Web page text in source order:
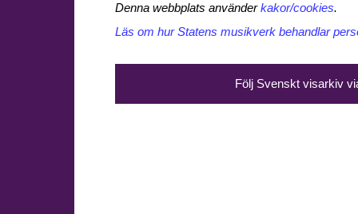
Denna webbplats använderkakor/cookies.
Läs om hur Statens musikverk behandlar
Följ Svenskt visarkiv